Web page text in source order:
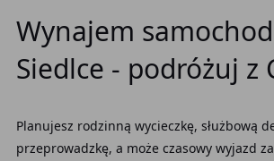
Wynajem
Siedlce - podróżuj z
Planujesz rodzinną wycieczkę, służbową
przeprowadzkę, a może czasowy wyjazd